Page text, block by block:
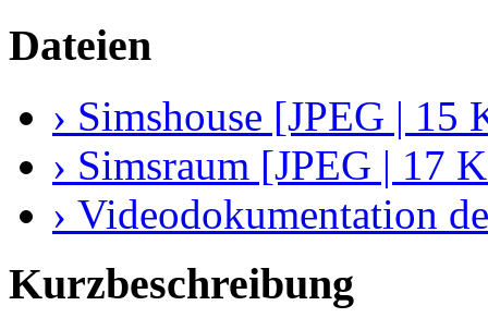
Dateien
› Simshouse [JPEG | 15
› Simsraum [JPEG | 17
› Videodokumentation
Kurzbeschreibung